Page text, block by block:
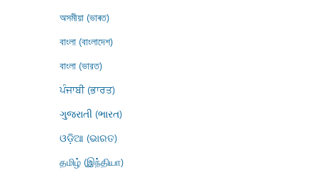
অসমীয়া (ভাৰত)
বাংলা (বাংলাদেশ)
বাংলা (ভারত)
ਪੰਜਾਬੀ (ਭਾਰਤ)
ગુજરાતી (ભારત)
ଓଡ଼ିଆ (ଭାରତ)
தமிழ் (இந்தியா)